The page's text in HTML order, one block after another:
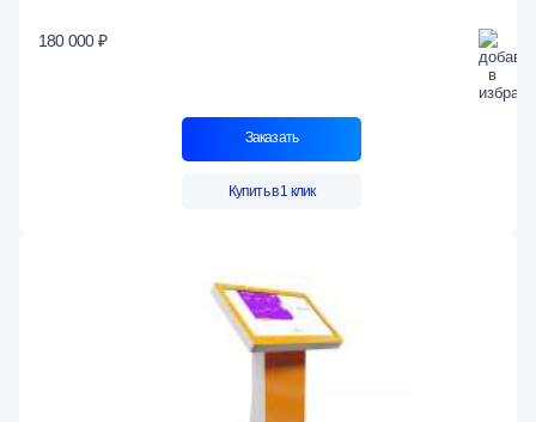
180 000 ₽
Заказать
Купить в 1 клик